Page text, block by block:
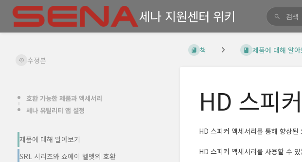
세나 지원센터 위키
호환 가능한 제품과 액세서리
세나 유틸리티 앱 설정
제품에 대해 알아보기
SRL 시리즈와 쇼에이 헬멧의 호환
책 제품에 대해 알아
HD 스피
HD 스피커 액세서리를 통해 향상
HD 스피커 액세서리를 사용할 수
수정본